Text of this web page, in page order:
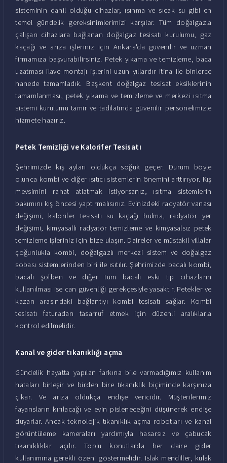
sisteminin dahil olduğu cihazlar, ısınma ve sıcak su gibi en
temel gündelik gereksinimlerimizi karşılar. Tüm doğalgazla
çalışan cihazlara bağlanan doğalgaz tesisatı kurulumu, gaz
kaçağı ve arıza işleriniz için Ankara'da güvenilir ve uzman
firmamıza başvurabilirsiniz. Petek yıkama ve temizleme, baca
uzatması ilave montajı işlerini uzun yıllardır itina ile binlerce
hanede tamamladık. Başkent doğalgaz tesisat eksiklerinin
tamamlanması, petek yıkama ve temizleme ve merkezi ısıtma
sistemi kurulumu tamir ve tadilatında güvenilir personelimizle
hizmete hazırız.
Petek Temizliği ve Kalorifer Tesisatı
Şehrimizde kış ayları oldukça soğuk geçer. Durum böyle
olunca kombi ve diğer ısıtıcı sistemlerin önemini arttırıyor. Kış
mevsimini rahat atlatmak istiyorsanız, ısıtma sistemlerin
bakımını kış öncesi yaptırmalısınız. Evinizdeki radyatör vanası
değişimi, kalorifer tesisatı su kaçağı bulma, radyatör yer
değişimi, kimyasallı radyatör temizleme ve kimyasalsız petek
temizleme işleriniz için bize ulaşın. Daireler ve müstakil villalar
çoğunlukla kombi, doğalgazlı merkezi sistem ve doğalgaz
sobası sistemlerinden biri ile ısıtılır. Şehrimizde bacalı kombi,
bacalı şofben ve diğer tüm bacalı eski tip cihazların
kullanılması ise can güvenliği gerekçesiyle yasaktır. Petekler ve
kazan arasındaki bağlantıyı kombi tesisatı sağlar. Kombi
tesisatı faturadan tasarruf etmek için düzenli aralıklarla
kontrol edilmelidir.
Kanal ve gider tıkanıklığı açma
Gündelik hayatta yapılan farkına bile varmadığımız kullanım
hataları birleşir ve birden bire tıkanıklık biçiminde karşınıza
çıkar. Ve arıza oldukça endişe vericidir. Müşterilerimiz
fayansların kırılacağı ve evin pisleneceğini düşünerek endişe
duyarlar. Ancak teknolojik tıkanıklık açma robotları ve kanal
görüntüleme kameraları yardımıyla hasarsız ve çabucak
tıkanıklıklar açılır. Toplu konutlarda her daire gider
kullanımına gerekli özeni göstermelidir. Islak mendiller, kulak